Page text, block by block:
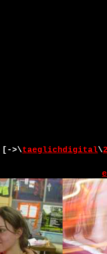
[->\taeglichdigital\